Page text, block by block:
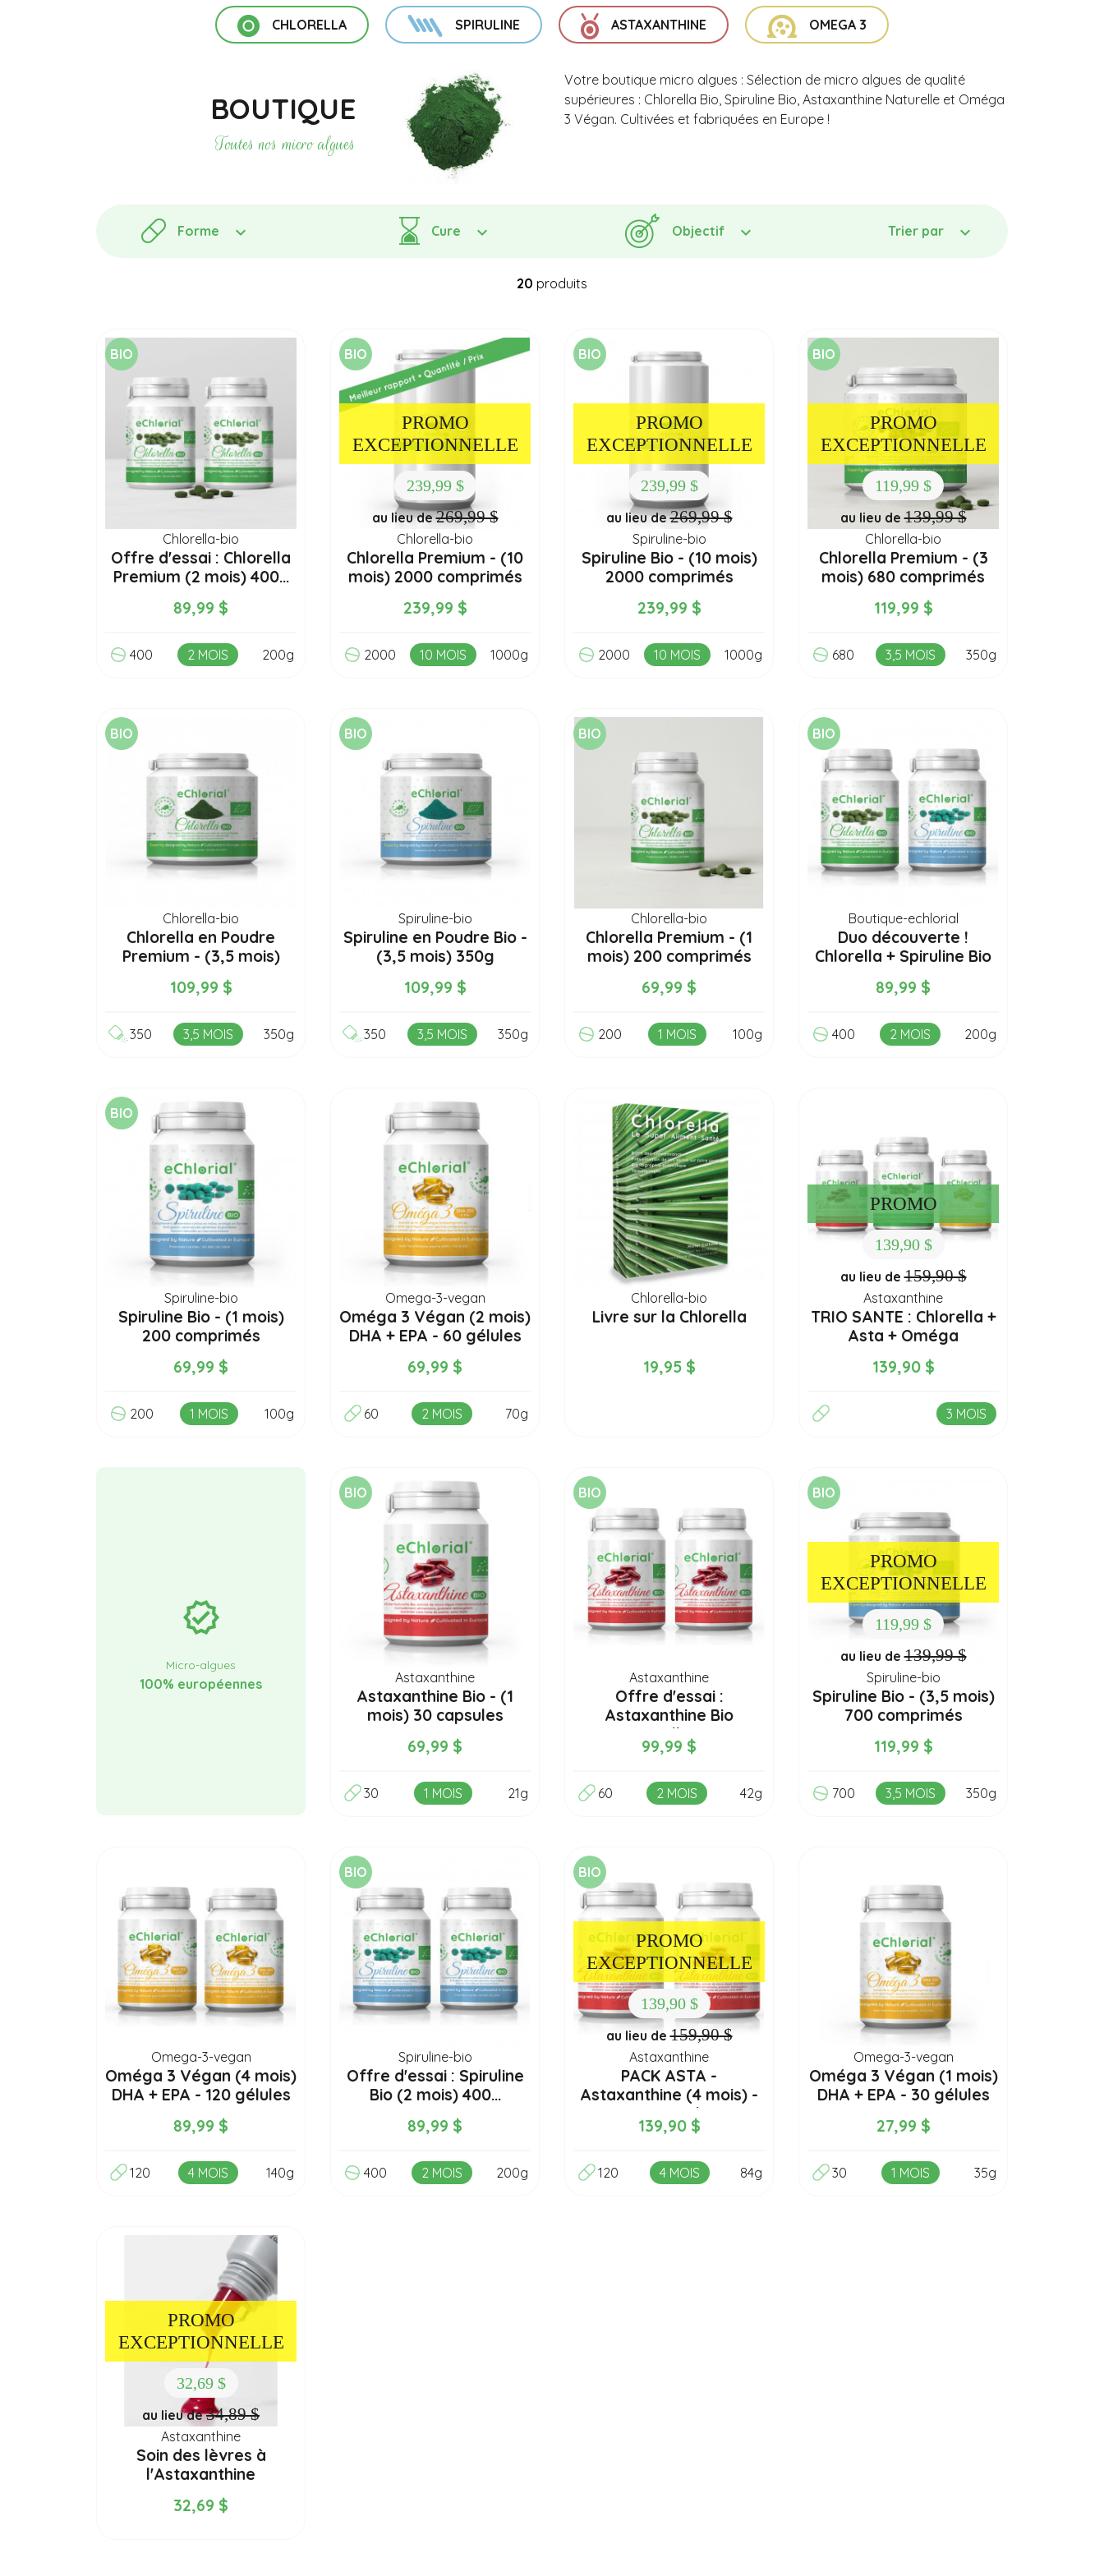
Composition
Meilleure Spiruline Bio
Acuité Visuelle
CHLORELLA SPIRULINE ASTAXANTHINE OMEGA 3
BOUTIQUE
Toutes nos micro algues
Votre boutique micro algues : Sélection de micro algues de qualité
supérieures : Chlorella Bio, Spiruline Bio, Astaxanthine Naturelle et Oméga
3 Végan. Cultivées et fabriquées en Europe !
Forme Cure Objectif Trier par
20 produits
BIO
Chlorella-bio
Offre d'essai : Chlorella
Premium (2 mois) 400...
89,99 $
400 2 MOIS 200g
PROMO
EXCEPTIONNELLE
239,99 $
au lieu de269,99 $
BIO
Chlorella-bio
Chlorella Premium - (10
mois) 2000 comprimés
239,99 $
2000 10 MOIS 1000g
PROMO
EXCEPTIONNELLE
239,99 $
au lieu de269,99 $
BIO
Spiruline-bio
Spiruline Bio - (10 mois)
2000 comprimés
239,99 $
2000 10 MOIS 1000g
PROMO
EXCEPTIONNELLE
119,99 $
au lieu de139,99 $
BIO
Chlorella-bio
Chlorella Premium - (3
mois) 680 comprimés
119,99 $
680 3,5 MOIS 350g
BIO
Chlorella-bio
Chlorella en Poudre
Premium - (3,5 mois)
109,99 $
350 3,5 MOIS 350g
BIO
Spiruline-bio
Spiruline en Poudre Bio -
(3,5 mois) 350g
109,99 $
350 3,5 MOIS 350g
BIO
Chlorella-bio
Chlorella Premium - (1
mois) 200 comprimés
69,99 $
200 1 MOIS 100g
BIO
Boutique-echlorial
Duo découverte !
Chlorella + Spiruline Bio
89,99 $
400 2 MOIS 200g
BIO
Spiruline-bio
Spiruline Bio - (1 mois)
200 comprimés
69,99 $
200 1 MOIS 100g
Omega-3-vegan
Oméga 3 Végan (2 mois)
DHA + EPA - 60 gélules
69,99 $
60 2 MOIS 70g
Chlorella-bio
Livre sur la Chlorella
19,95 $
PROMO
139,90 $
au lieu de159,90 $
Astaxanthine
TRIO SANTE : Chlorella +
Asta + Oméga
139,90 $
3 MOIS
verified
Micro-algues
100% européennes
BIO
Astaxanthine
Astaxanthine Bio - (1
mois) 30 capsules
69,99 $
30 1 MOIS 21g
BIO
Astaxanthine
Offre d'essai :
Astaxanthine Bio
Naturelle (2...
99,99 $
60 2 MOIS 42g
PROMO
EXCEPTIONNELLE
119,99 $
au lieu de139,99 $
BIO
Spiruline-bio
Spiruline Bio - (3,5 mois)
700 comprimés
119,99 $
700 3,5 MOIS 350g
Omega-3-vegan
Oméga 3 Végan (4 mois)
DHA + EPA - 120 gélules
89,99 $
120 4 MOIS 140g
BIO
Spiruline-bio
Offre d'essai : Spiruline
Bio (2 mois) 400...
89,99 $
400 2 MOIS 200g
PROMO
EXCEPTIONNELLE
139,90 $
au lieu de159,90 $
BIO
Astaxanthine
PACK ASTA -
Astaxanthine (4 mois) -
120 capsules
139,90 $
120 4 MOIS 84g
Omega-3-vegan
Oméga 3 Végan (1 mois)
DHA + EPA - 30 gélules
27,99 $
30 1 MOIS 35g
PROMO
EXCEPTIONNELLE
32,69 $
au lieu de34,89 $
Astaxanthine
Soin des lèvres à
l'Astaxanthine
nourrissant et...
32,69 $